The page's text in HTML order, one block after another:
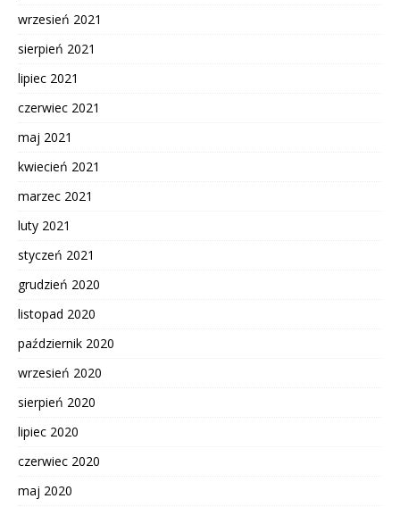
wrzesień 2021
sierpień 2021
lipiec 2021
czerwiec 2021
maj 2021
kwiecień 2021
marzec 2021
luty 2021
styczeń 2021
grudzień 2020
listopad 2020
październik 2020
wrzesień 2020
sierpień 2020
lipiec 2020
czerwiec 2020
maj 2020